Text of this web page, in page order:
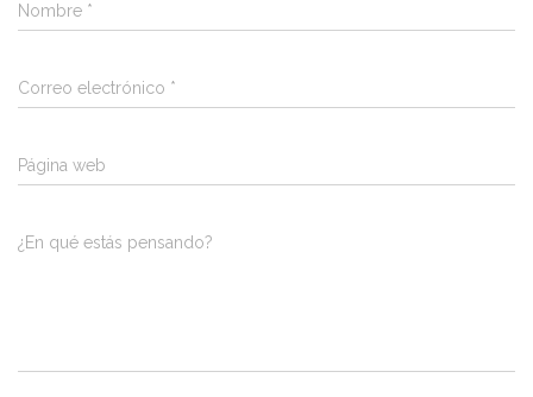
Nombre *
Correo electrónico *
Página web
¿En qué estás pensando?